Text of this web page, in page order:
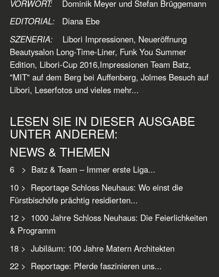
VORWORT:
Dominik Meyer und Stefan Brüggemann
EDITORIAL: Diana Ebe
SZENERIA: Libori Impressionen, Neueröffnung
Beautysalon Long-Time-Liner, Funk You Summer
Edition, Libori-Cup 2016,Impressionen Team Batz,
"MIT" auf dem Berg bei Auffenberg, Jolmes Besuch auf
Libori, Leserfotos und vieles mehr...
LESEN SIE IN DIESER AUSGABE
UNTER ANDEREM:
NEWS & THEMEN
6 > Batz & Team – Immer erste Liga...
10 > Reportage Schloss Neuhaus: Wo einst die
Fürstbischöfe prächtig residierten...
12 > 1000 Jahre Schloss Neuhaus: Die Feierlichkeiten
& Programm
18 > Jubiläum: 100 Jahre Matern Architekten
22 > Reportage: Pferde faszinieren uns...